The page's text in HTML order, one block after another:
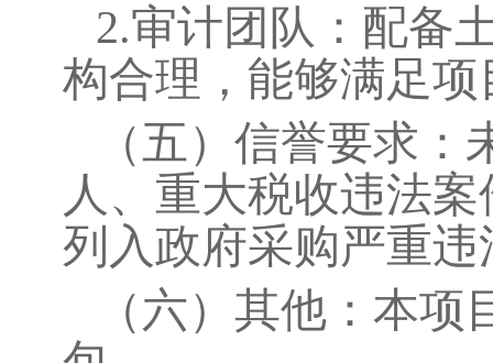
2.审计团队：配备
构合理，能够满足
（五） 信誉要求：
人、重大税收违法
列入政府采购严重
（六） 其他：本项